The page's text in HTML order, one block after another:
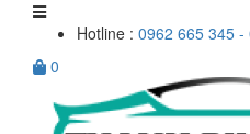
Hotline : 0962 665 345 -
0